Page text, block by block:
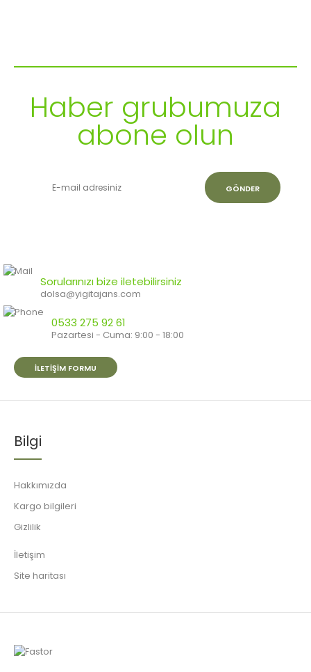
Haber grubumuza
abone olun
GÖNDER
Sorularınızı bize iletebilirsiniz
dolsa@yigitajans.com
0533 275 92 61
Pazartesi - Cuma: 9:00 - 18:00
İLETIŞIM FORMU
Bilgi
Hakkımızda
Kargo bilgileri
Gizlilik
İletişim
Site haritası